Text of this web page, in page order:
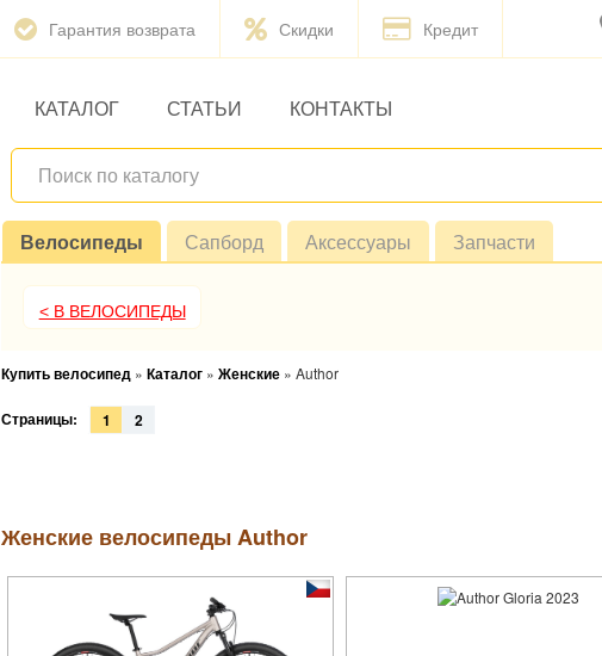
Гарантия возврата Скидки Кредит
КАТАЛОГ СТАТЬИ КОНТАКТЫ
Велосипеды Сапборд Аксессуары Запчасти
< В ВЕЛОСИПЕДЫ
Купить велосипед » Каталог » Женские » Author
Страницы: 1 2
Женские велосипеды Author